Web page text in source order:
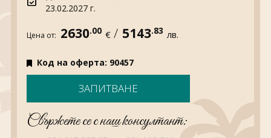
23.02.2027 г.
Цена от: 2630.00 € / 5143.83 лв.
Код на оферта: 90457
ЗАПИТВАНЕ
Свържете се с наш консултант: